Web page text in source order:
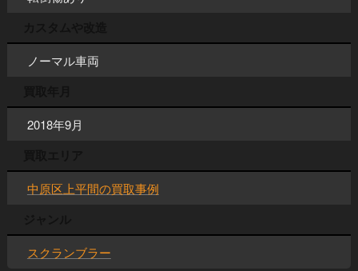
ノーマル車両
2018年9月
中原区上平間の買取事例
スクランブラー